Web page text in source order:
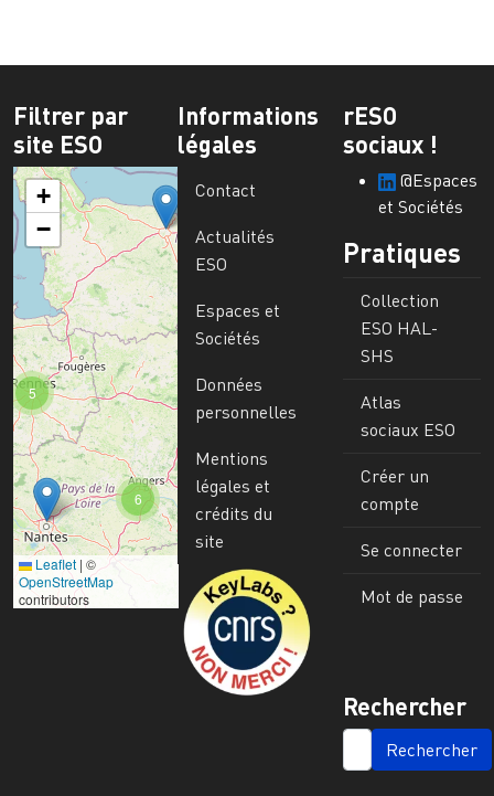
Filtrer par
site ESO
6
5
+
−
Leaflet | ©
OpenStreetMap
contributors
Informations
légales
Contact
Actualités
ESO
Espaces et
Sociétés
Données
personnelles
Mentions
légales et
crédits du
site
Image
rESO
sociaux !
@Espaces
et Sociétés
Pratiques
Collection
ESO HAL-
SHS
Atlas
sociaux ESO
Créer un
compte
Se connecter
Mot de passe
Rechercher
SEARCH